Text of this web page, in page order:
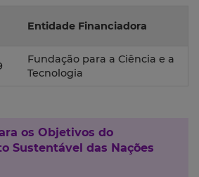
Entidade Financiadora
Fundação para a Ciência e a
Tecnologia
os Objetivos do
Sustentável das Nações